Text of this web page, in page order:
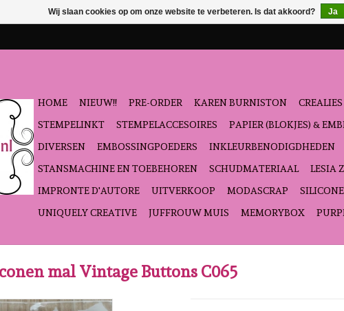
HOME NIEUW!! PRE-ORDER KAREN BURNISTON CREALIES
STEMPELINKT
STEMPELACCESOIRES PAPIER (BLOKJES) &
DIVERSEN
EMBOSSINGPOEDERS INKLEURBENODIGDHEDEN
STANSMACHINE EN TOEBEHOREN
SCHUDMATERIAAL LESIA
IMPRONTE D'AUTORE
UITVERKOOP MODASCRAP
UNIQUELY CREATIVE
JUFFROUW MUIS MEMORYBOX
mal Vintage Buttons C065
Wij slaan cookies op om onze website te verbeteren. Is dat akkoord? Ja